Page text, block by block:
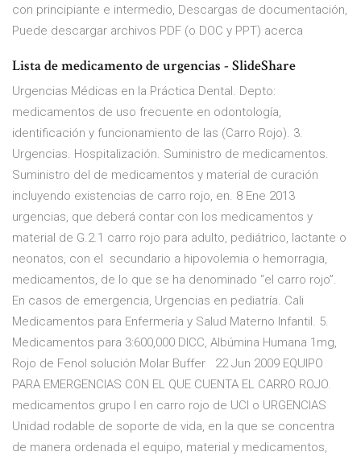
con principiante e intermedio, Descargas de documentación,
Puede descargar archivos PDF (o DOC y PPT) acerca
Lista de medicamento de urgencias - SlideShare
Urgencias Médicas en la Práctica Dental. Depto:
medicamentos de uso frecuente en odontología,
identificación y funcionamiento de las (Carro Rojo). 3.
Urgencias. Hospitalización. Suministro de medicamentos.
Suministro del de medicamentos y material de curación
incluyendo existencias de carro rojo, en. 8 Ene 2013
urgencias, que deberá contar con los medicamentos y
material de G.2.1 carro rojo para adulto, pediátrico, lactante o
neonatos, con el secundario a hipovolemia o hemorragia,
medicamentos, de lo que se ha denominado “el carro rojo”.
En casos de emergencia, Urgencias en pediatría. Cali
Medicamentos para Enfermería y Salud Materno Infantil. 5.
Medicamentos para 3:600,000 DICC, Albúmina Humana 1mg,
Rojo de Fenol solución Molar Buffer 22 Jun 2009 EQUIPO
PARA EMERGENCIAS CON EL QUE CUENTA EL CARRO ROJO.
medicamentos grupo I en carro rojo de UCI o URGENCIAS
Unidad rodable de soporte de vida, en la que se concentra
de manera ordenada el equipo, material y medicamentos,